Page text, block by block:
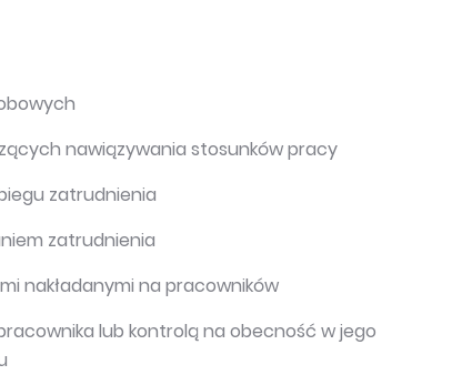
nawiązywania stosunków pracy
zatrudnienia
zatrudnienia
nakładanymi na pracowników
lub kontrolą na obecność w jego